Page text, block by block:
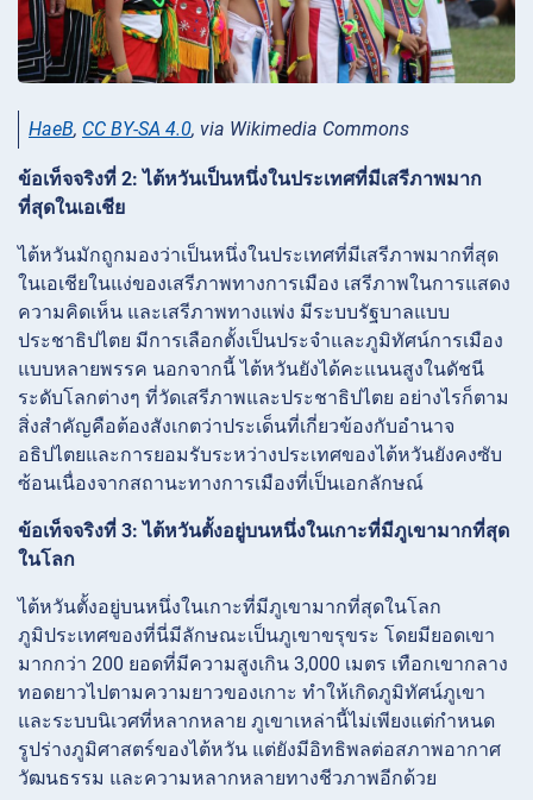
HaeB, CC BY-SA 4.0, via Wikimedia Commons
ข้อเท็จจริงที่ 2: ไต้หวันเป็นหนึ่งในประเทศที่มีเสรีภาพมาก
ที่สุดในเอเชีย
ไต้หวันมักถูกมองว่าเป็นหนึ่งในประเทศที่มีเสรีภาพมากที่สุด
ในเอเชียในแง่ของเสรีภาพทางการเมือง เสรีภาพในการแสดง
ความคิดเห็น และเสรีภาพทางแพ่ง มีระบบรัฐบาลแบบ
ประชาธิปไตย มีการเลือกตั้งเป็นประจำและภูมิทัศน์การเมือง
แบบหลายพรรค นอกจากนี้ ไต้หวันยังได้คะแนนสูงในดัชนี
ระดับโลกต่างๆ ที่วัดเสรีภาพและประชาธิปไตย อย่างไรก็ตาม
สิ่งสำคัญคือต้องสังเกตว่าประเด็นที่เกี่ยวข้องกับอำนาจ
อธิปไตยและการยอมรับระหว่างประเทศของไต้หวันยังคงซับ
ซ้อนเนื่องจากสถานะทางการเมืองที่เป็นเอกลักษณ์
ข้อเท็จจริงที่ 3: ไต้หวันตั้งอยู่บนหนึ่งในเกาะที่มีภูเขามากที่สุด
ในโลก
ไต้หวันตั้งอยู่บนหนึ่งในเกาะที่มีภูเขามากที่สุดในโลก
ภูมิประเทศของที่นี่มีลักษณะเป็นภูเขาขรุขระ โดยมียอดเขา
มากกว่า 200 ยอดที่มีความสูงเกิน 3,000 เมตร เทือกเขากลาง
ทอดยาวไปตามความยาวของเกาะ ทำให้เกิดภูมิทัศน์ภูเขา
และระบบนิเวศที่หลากหลาย ภูเขาเหล่านี้ไม่เพียงแต่กำหนด
รูปร่างภูมิศาสตร์ของไต้หวัน แต่ยังมีอิทธิพลต่อสภาพอากาศ
วัฒนธรรม และความหลากหลายทางชีวภาพอีกด้วย